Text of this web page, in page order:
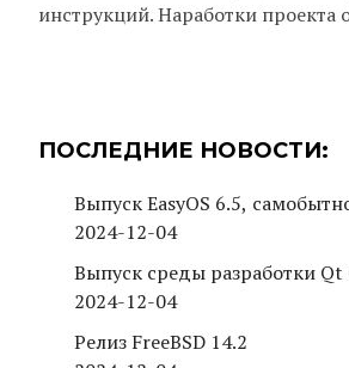
инструкций. Наработки
ПОСЛЕДНИЕ НОВОСТИ:
Выпуск EasyOS 6.5,
2024-12-04
Выпуск среды разработки Qt
2024-12-04
Релиз FreeBSD 14.2